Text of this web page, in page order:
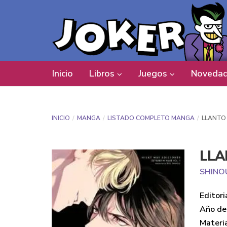
Inicio Libros Juegos
INICIO MANGA LISTADO COMPLETO MANGA LLANTO
Año